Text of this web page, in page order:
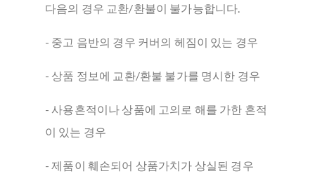
다음의 경우 교환/환불이 불가능합니다.
- 중고 음반의 경우 커버의 헤짐이 있는 경우
- 상품 정보에 교환/환불 불가를 명시한 경우
- 사용흔적이나 상품에 고의로 해를 가한 흔적
이 있는 경우
- 제품이 훼손되어 상품가치가 상실된 경우